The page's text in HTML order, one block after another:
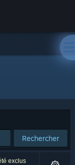
Rechercher
exclus